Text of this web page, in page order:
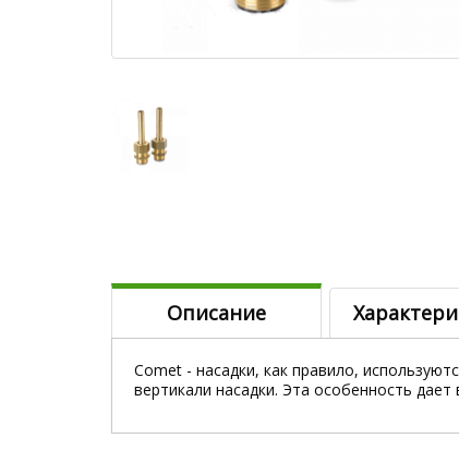
Описание
Comet - насадки, как правило,
вертикали насадки. Эта особенность